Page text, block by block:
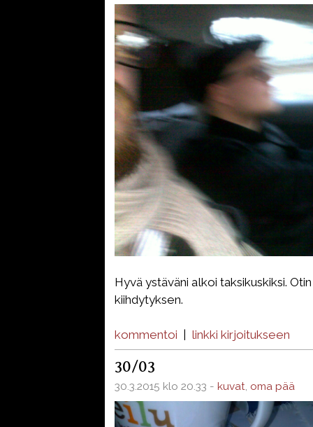
Hyvä ystäväni alkoi taksikuskiksi.
kiihdytyksen.
kommentoi linkki kirjoitukseen
30/03
30.3.2015 klo 20.33 - kuvat, oma pää